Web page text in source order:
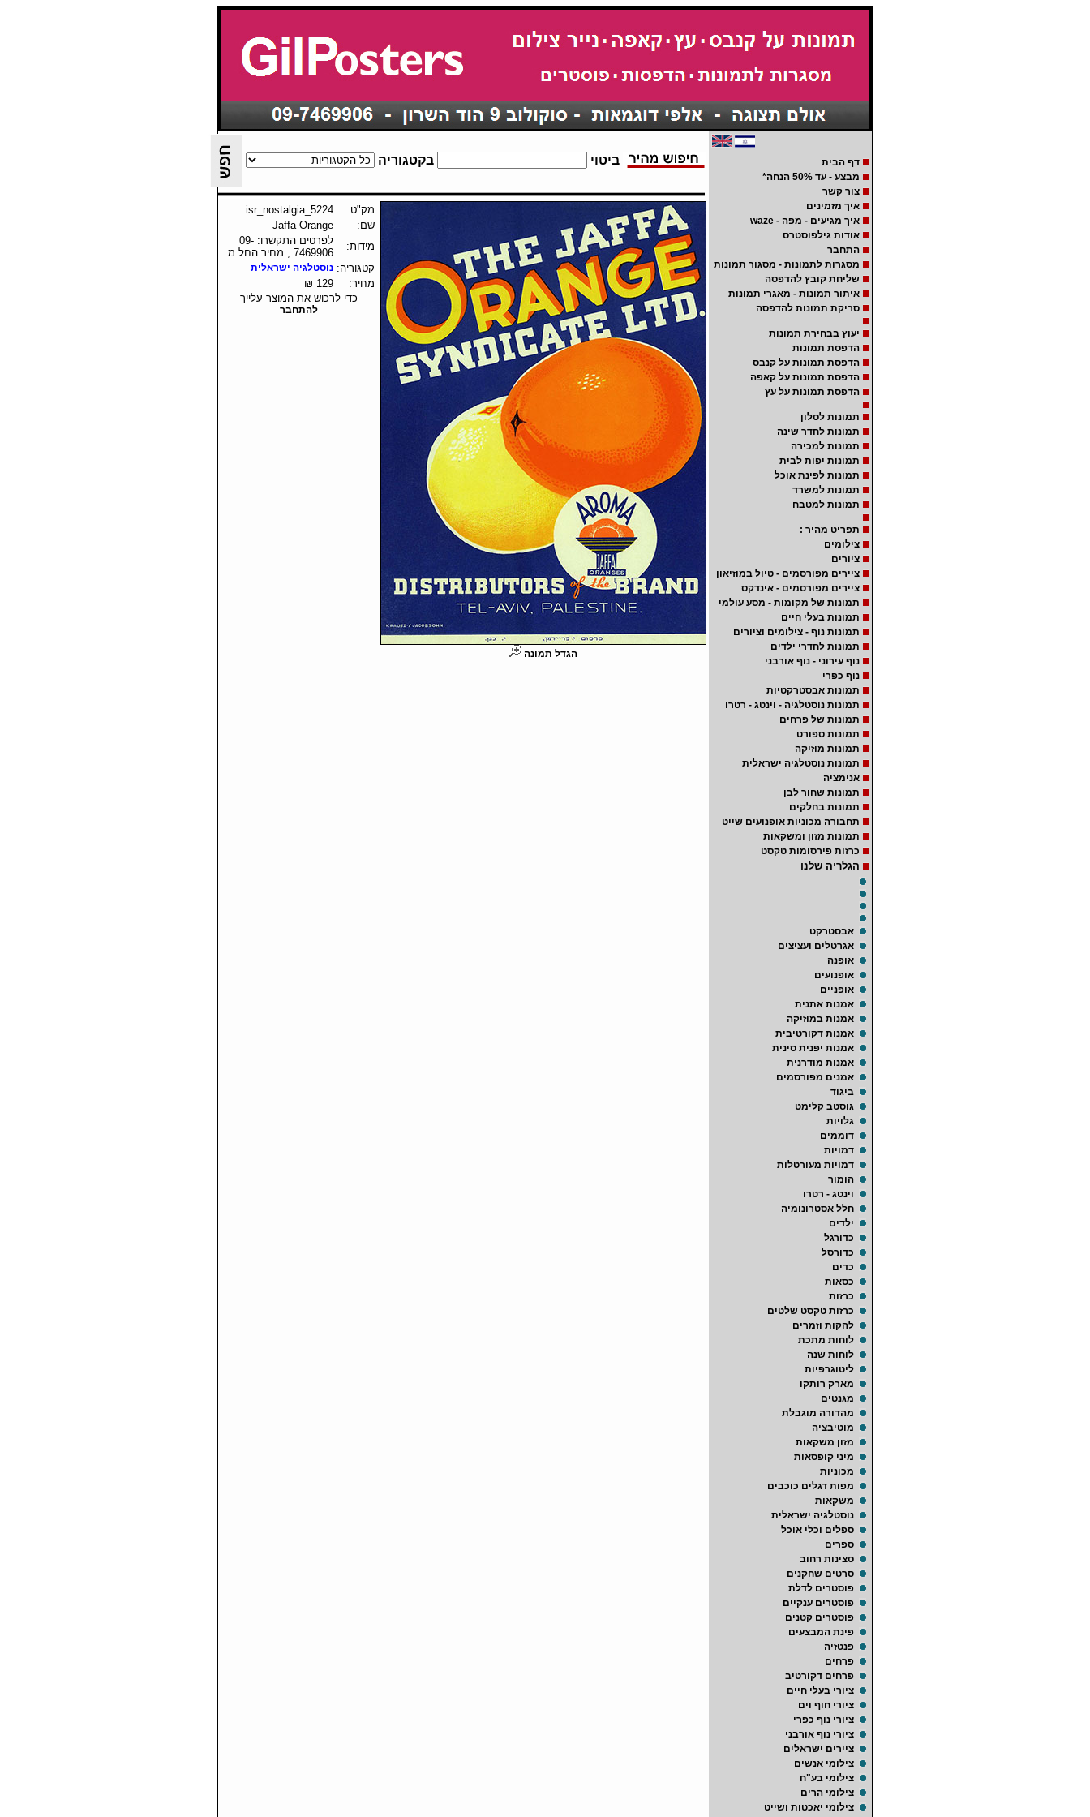
דף הבית
מבצע - עד 50% הנחה*
צור קשר
איך מזמינים
איך מגיעים - מפה - waze
אודות גילפוסטרס
התחבר
מסגרות לתמונות - מסגור תמונות
שליחת קובץ להדפסה
איתור תמונות - מאגרי תמונות
סריקת תמונות להדפסה
יעוץ בבחירת תמונות
הדפסת תמונות
הדפסת תמונות על קנבס
הדפסת תמונות על קאפה
הדפסת תמונות על עץ
תמונות לסלון
תמונות לחדר שינה
תמונות למכירה
תמונות יפות לבית
תמונות לפינת אוכל
תמונות למשרד
תמונות למטבח
תפריט מהיר :
צילומים
ציורים
ציירים מפורסמים - טיול במוזיאון
ציירים מפורסמים - אינדקס
תמונות של מקומות - מסע עולמי
תמונות בעלי חיים
תמונות נוף - צילומים וציורים
תמונות לחדרי ילדים
נוף עירוני - נוף אורבני
נוף כפרי
תמונות אבסטרקטיות
תמונות נוסטלגיה - וינטג - רטרו
תמונות של פרחים
תמונות ספורט
תמונות מוזיקה
תמונות נוסטלגיה ישראלית
אנימציה
תמונות שחור לבן
תמונות בחלקים
תחבורה מכוניות אופנועים שייט
תמונות מזון ומשקאות
כרזות פירסומות טקסט
הגלריה שלנו
אבסטרקט
אגרטלים ועציצים
אופנה
אופנועים
אופניים
אמנות אתנית
אמנות במוזיקה
אמנות דקורטיבית
אמנות יפנית סינית
אמנות מודרנית
אמנים מפורסמים
ביגוד
גוסטב קלימט
גלויות
דוממים
דמויות
דמויות מעורטלות
הומור
וינטג - רטרו
חלל אסטרונומיה
ילדים
כדורגל
כדורסל
כדים
כסאות
כרזות
כרזות טקסט שלטים
להקות וזמרים
לוחות מתכת
לוחות שנה
ליטוגרפיות
מארק רותקו
מגנטים
מהדורה מוגבלת
מוטיבציה
מזון משקאות
מיני קופסאות
מכוניות
מפות דגלים כוכבים
משקאות
נוסטלגיה ישראלית
ספלים וכלי אוכל
ספרים
סצינות רחוב
סרטים שחקנים
פוסטרים לדלת
פוסטרים ענקיים
פוסטרים קטנים
פינת המבצעים
פנטזיה
פרחים
פרחים דקורטיב
ציורי בעלי חיים
ציורי חוף וים
ציורי נוף כפרי
ציורי נוף אורבני
ציירים ישראלים
צילומי אנשים
צילומי בע"ח
צילומי הרים
צילומי יאכטות ושייט
ביטוי בקטגוריה
הגדל תמונה
מק"ט:
isr_nostalgia_5224
שם:
Jaffa Orange
מידות:
לפרטים התקשרו: 09-
7469906 , מחיר החל מ
קטגוריה: נוסטלגיה ישראלית
מחיר:
129 ₪
כדי לרכוש את המוצר עלייך
להתחבר